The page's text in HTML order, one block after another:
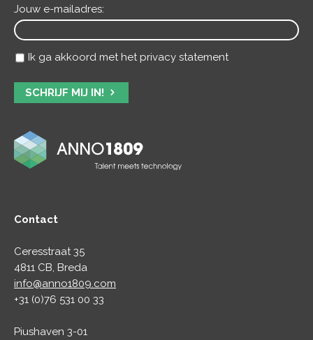
Jouw e-mailadres:
Ik ga akkoord met het privacy statement
SCHRIJF MIJ IN!
Contact
Ceresstraat 35
4811 CB, Breda
info@anno1809.com
+31 (0)76 531 00 33
Piushaven 3-01